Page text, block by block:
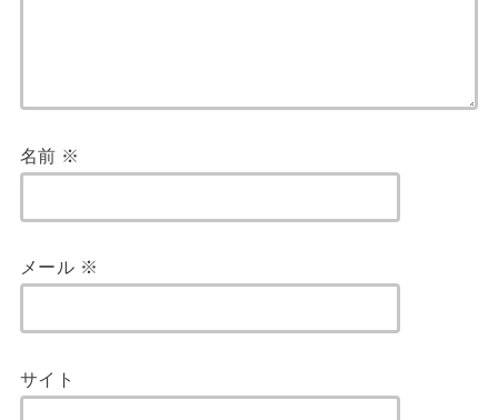
名前 ※
メール ※
サイト